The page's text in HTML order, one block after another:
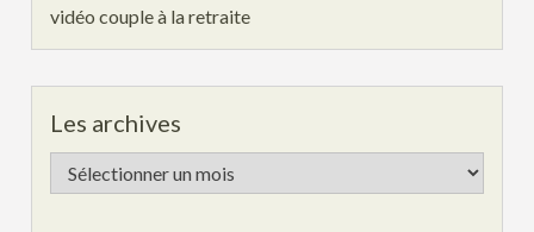
vidéo couple à la retraite
Les archives
Les
archives